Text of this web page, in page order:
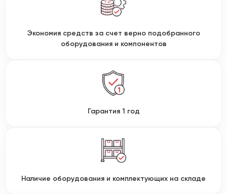
Экономия средств за счет верно подобранного
оборудования и компонентов
Гарантия 1 год
Наличие оборудования и комплектующих на складе